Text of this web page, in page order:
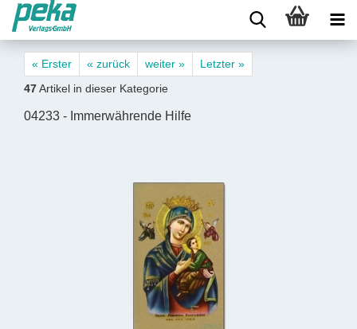
« Erster « zurück weiter »
Letzter »
47Artikel in dieser Kategorie
04233 - Immerwährende Hilfe